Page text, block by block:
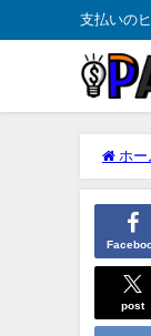
支払いの
ホー
post